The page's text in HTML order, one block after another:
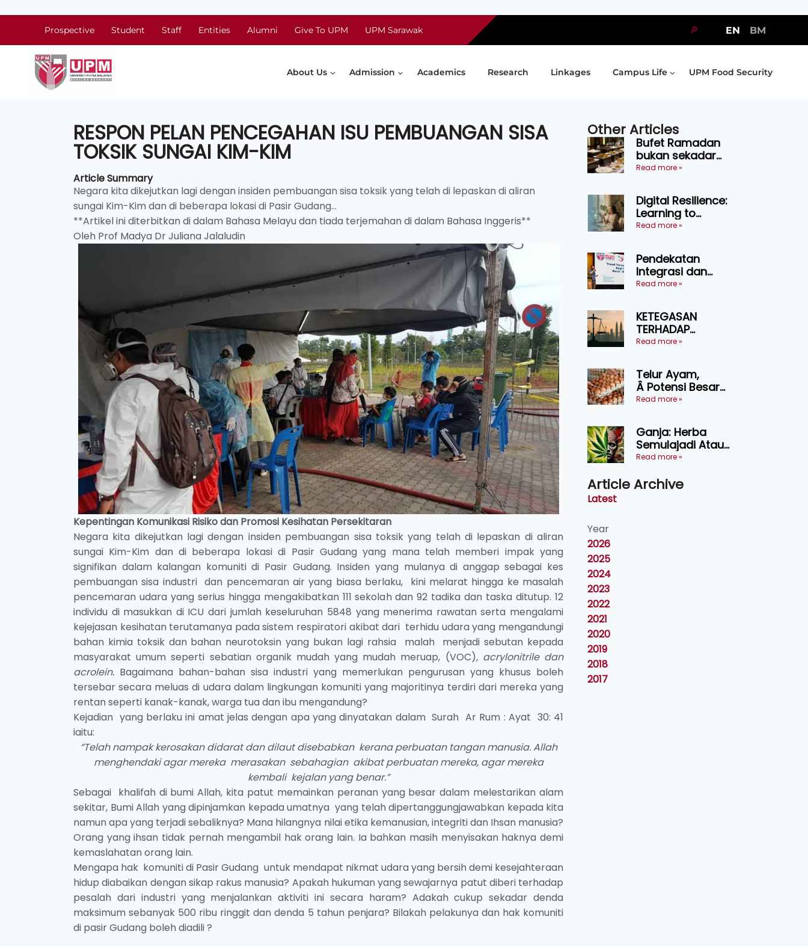
Prospective Student Staff Entities Alumni Give To UPM UPM Sarawak 🔎 EN BM
About Us Admission Academics Research Linkages Campus Life UPM Food Security
RESPON PELAN PENCEGAHAN ISU PEMBUANGAN SISA
TOKSIK SUNGAI KIM-KIM
Article Summary
Negara kita dikejutkan lagi dengan insiden pembuangan sisa toksik yang telah di lepaskan di aliran
sungai Kim-Kim dan di beberapa lokasi di Pasir Gudang...
**Artikel ini diterbitkan di dalam Bahasa Melayu dan tiada terjemahan di dalam Bahasa Inggeris**
Oleh Prof Madya Dr Juliana Jalaludin
Kepentingan Komunikasi Risiko dan Promosi Kesihatan Persekitaran
Negara kita dikejutkan lagi dengan insiden pembuangan sisa toksik yang telah di lepaskan di aliran
sungai Kim-Kim dan di beberapa lokasi di Pasir Gudang yang mana telah memberi impak yang
signifikan dalam kalangan komuniti di Pasir Gudang. Insiden yang mulanya di anggap sebagai kes
pembuangan sisa industri dan pencemaran air yang biasa berlaku, kini melarat hingga ke masalah
pencemaran udara yang serius hingga mengakibatkan 111 sekolah dan 92 tadika dan taska ditutup. 12
individu di masukkan di ICU dari jumlah keseluruhan 5848 yang menerima rawatan serta mengalami
kejejasan kesihatan terutamanya pada sistem respiratori akibat dari terhidu udara yang mengandungi
bahan kimia toksik dan bahan neurotoksin yang bukan lagi rahsia malah menjadi sebutan kepada
masyarakat umum seperti sebatian organik mudah yang mudah meruap, (VOC), acrylonitrile dan
acrolein. Bagaimana bahan-bahan sisa industri yang memerlukan pengurusan yang khusus boleh
tersebar secara meluas di udara dalam lingkungan komuniti yang majoritinya terdiri dari mereka yang
rentan seperti kanak-kanak, warga tua dan ibu mengandung?
Kejadian yang berlaku ini amat jelas dengan apa yang dinyatakan dalam Surah Ar Rum : Ayat 30: 41
iaitu:
“Telah nampak kerosakan didarat dan dilaut disebabkan kerana perbuatan tangan manusia. Allah
menghendaki agar mereka merasakan sebahagian akibat perbuatan mereka, agar mereka
kembali kejalan yang benar.”
Sebagai khalifah di bumi Allah, kita patut memainkan peranan yang besar dalam melestarikan alam
sekitar, Bumi Allah yang dipinjamkan kepada umatnya yang telah dipertanggungjawabkan kepada kita
namun apa yang terjadi sebaliknya? Mana hilangnya nilai etika kemanusian, integriti dan Ihsan manusia?
Orang yang ihsan tidak pernah mengambil hak orang lain. Ia bahkan masih menyisakan haknya demi
kemaslahatan orang lain.
Mengapa hak komuniti di Pasir Gudang untuk mendapat nikmat udara yang bersih demi kesejahteraan
hidup diabaikan dengan sikap rakus manusia? Apakah hukuman yang sewajarnya patut diberi terhadap
pesalah dari industri yang menjalankan aktiviti ini secara haram? Adakah cukup sekadar denda
maksimum sebanyak 500 ribu ringgit dan denda 5 tahun penjara? Bilakah pelakunya dan hak komuniti
di pasir Gudang boleh diadili ?
Other Articles
Bufet Ramadan
bukan sekadar
juadah, perlu bijak
selamat
menikmati
Read more »
Digital Resilience:
Learning to
Endure Without
Read more »
Pendekatan
Integrasi dan
Teknologi Baharu
Ternakan
Ruminan
Read more »
KETEGASAN
TERHADAP
KEDAULATAN
ASAS KEPADA
KEADILAN DAN
KEHARMONIAN
Read more »
Telur Ayam,
Â Potensi Besar
Dalam Industri
Kosmetik dan
Penyelidikan
Read more »
Ganja: Herba
Semulajadi Atau
Ancaman
Read more »
Article Archive
Latest
Year
2026
2025
2024
2023
2022
2021
2020
2019
2018
2017